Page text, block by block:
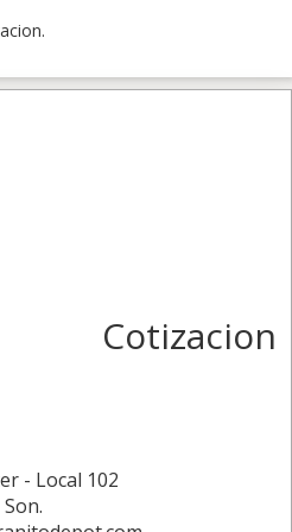
Cotizacion
- Local 102